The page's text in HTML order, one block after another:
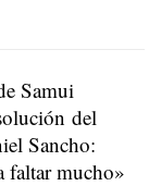
Samui
del
Sancho:
faltar mucho»